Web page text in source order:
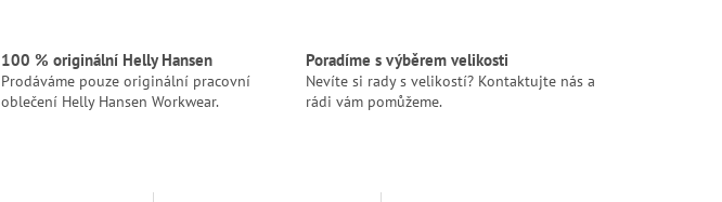
100 % originální Helly Hansen
Prodáváme pouze originální pracovní
oblečení Helly Hansen Workwear.
Poradíme s výběrem velikosti
Nevíte si rady s velikostí? Kontaktujte nás a
rádi vám pomůžeme.